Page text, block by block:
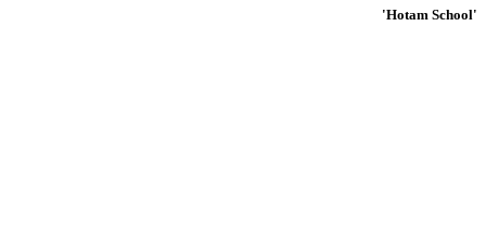
'Hotam School'